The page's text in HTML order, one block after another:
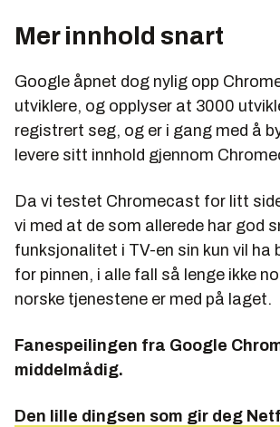
Mer innhold snart
Google åpnet dog nylig opp
utviklere, og opplyser at 3000
registrert seg, og er i gang med å
levere sitt innhold gjennom
Da vi testet Chromecast for litt
vi med at de som allerede har god
funksjonalitet i TV-en sin kun vil ha
for pinnen, i alle fall så lenge ikke
norske tjenestene er med på laget.
Fanespeilingen fra Google
middelmådig.
Den lille dingsen som gir deg